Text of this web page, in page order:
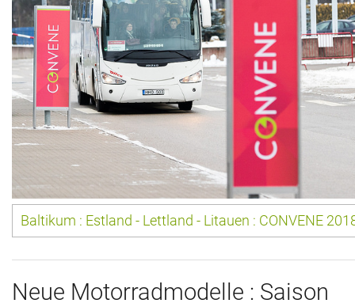
Impressum
Baltikum : Estland - Lettland - Litauen : CONVENE
Neue Motorradmodelle : Saison